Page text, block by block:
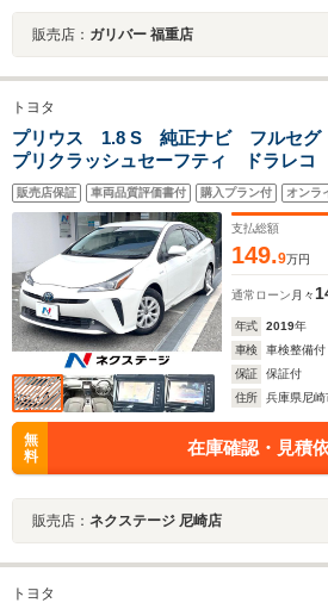
販売店： ガリバー 福重店
トヨタ
プリウス 1.8 S 純正ナビ フルセ
プリクラッシュセーフティ ドラレコ
ズコントロール ETC スマートキー
販売店保証 車両品質評価書付 購入プラン付 オンラ
支払総額
149.9万円
通常ローン 月々
年式 2019年
車検
車検整備付
保証
保証付
住所
兵庫県尼崎
無
料
在庫確認・見積
販売店： ネクステージ 尼崎店
トヨタ